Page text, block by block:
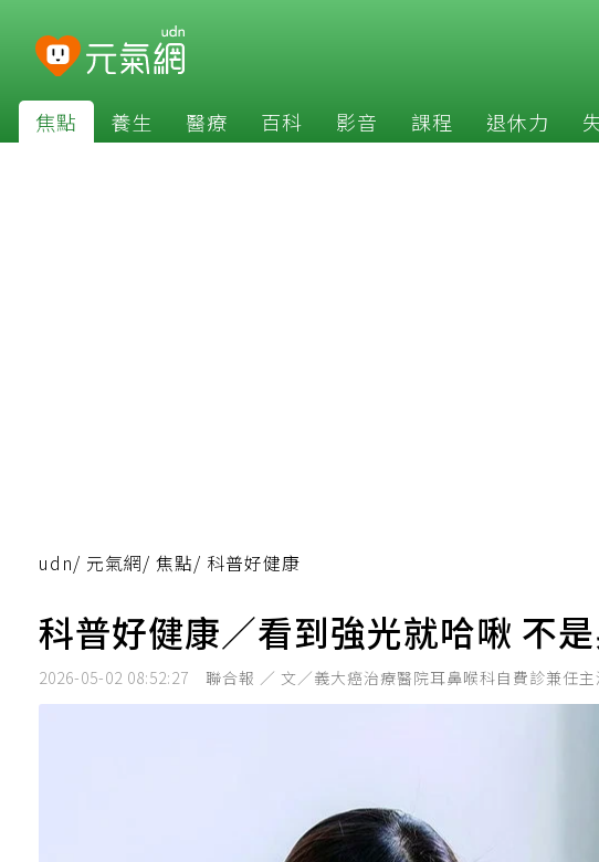
焦點 養生 醫療 百科 影音 課程 退休力
udn/ 元氣網/ 焦點/ 科普好健康
科普好健康／看到強光就哈啾 不
2026-05-02 08:52:27 聯合報 ／ 文／義大癌治療醫院耳鼻喉科自費診兼任